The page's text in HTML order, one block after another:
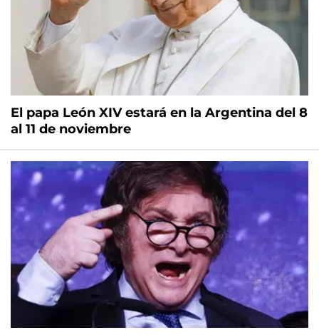
El papa León XIV estará en la Argentina del 8
al 11 de noviembre